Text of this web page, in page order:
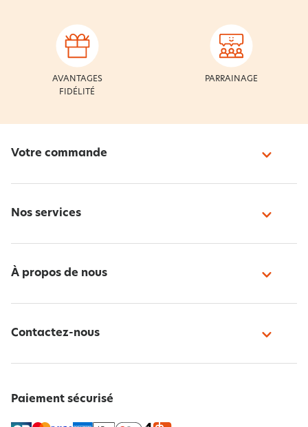
AVANTAGES
FIDÉLITÉ
PARRAINAGE
Votre commande
Nos services
À propos de nous
Contactez-nous
Paiement sécurisé